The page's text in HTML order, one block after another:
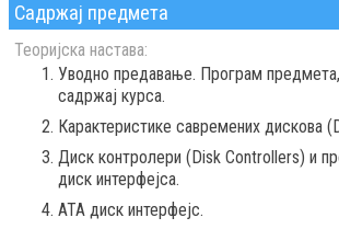
Садржај предмета
Теоријска настава:
Уводно предавање. Програм предмета,
садржај курса.
Карактеристике савремених дискова
Диск контролери (Disk Controllers) и
диск интерфејса.
АТА диск интерфејс.